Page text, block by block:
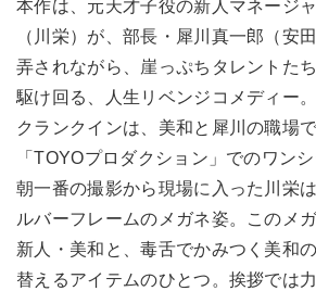
本作は、元天才子役の新人マネージ
（川栄）が、部長・犀川真一郎（安
弄されながら、崖っぷちタレントた
駆け回る、人生リベンジコメディー。
クランクインは、美和と犀川の職場
「TOYOプロダクション」でのワンシ
朝一番の撮影から現場に入った川栄
ルバーフレームのメガネ姿。このメ
新人・美和と、毒舌でかみつく美和
替えるアイテムのひとつ。挨拶では